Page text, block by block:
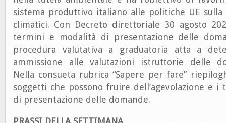
sistema produttivo italiano alle politiche UE
climatici. Con Decreto direttoriale 30 agosto
termini e modalità di presentazione delle
procedura valutativa a graduatoria atta a
ammissione alle valutazioni istruttorie delle
Nella consueta rubrica “Sapere per fare”
soggetti che possono fruire dell’agevolazione e
di presentazione delle domande.